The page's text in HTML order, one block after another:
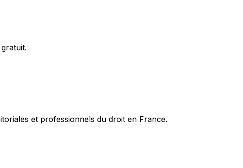
et professionnels du droit en France.